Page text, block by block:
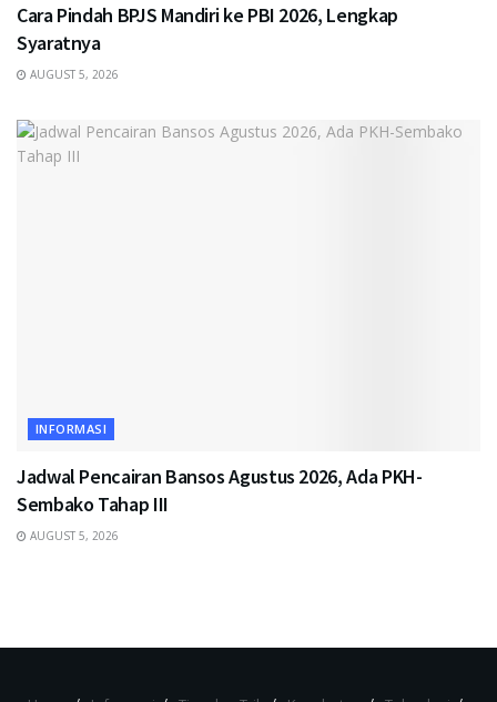
Cara Pindah BPJS Mandiri ke PBI 2026, Lengkap
Syaratnya
AUGUST 5, 2026
INFORMASI
Jadwal Pencairan Bansos Agustus 2026, Ada PKH-
Sembako Tahap III
AUGUST 5, 2026